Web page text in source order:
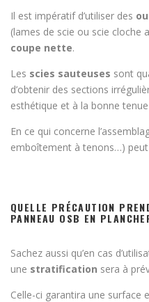
Il est impératif d’utiliser des
(lames de scie ou scie cloche
coupe nette.
Les scies sauteuses sont
d’obtenir des sections
esthétique et à la bonne
En ce qui concerne
emboîtement à tenons…)
QUELLE PRÉCAUTION
PANNEAU OSB EN
Sachez aussi qu’en cas
une stratification sera à
Celle-ci garantira une surface